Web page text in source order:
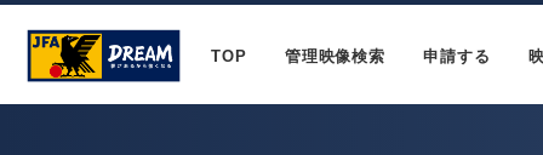
TOP 管理映像検索 申請する